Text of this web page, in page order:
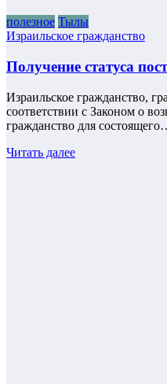
полезное Тылы
Израильское гражданство
Получение статуса
Израильское гражданство,
соответствии с Законом о
гражданство для
Читать далее